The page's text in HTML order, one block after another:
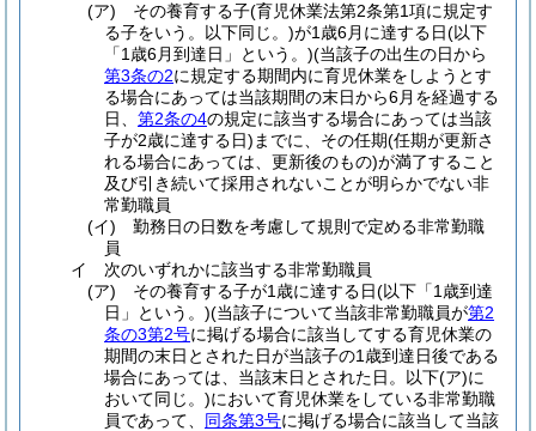
(ア)
その養育する子(育児休業法第2条第1項に規定す
る子をいう。以下同じ。)が1歳6月に達する日(以下
「1歳6月到達日」という。)(当該子の出生の日から
第3条の2に規定する期間内に育児休業をしようとす
る場合にあっては当該期間の末日から6月を経過する
日、第2条の4の規定に該当する場合にあっては当該
子が2歳に達する日) までに、その任期(任期が更新さ
れる場合にあっては、更新後のもの)が満了すること
及び引き続いて採用されないことが明らかでない非
常勤職員
(イ)
勤務日の日数を考慮して規則で定める非常勤職
員
イ
次のいずれかに該当する非常勤職員
(ア)
その養育する子が1歳に達する日(以下「1歳到達
日」という。)(当該子について当該非常勤職員が第2
条の3第2号に掲げる場合に該当してする育児休業の
期間の末日とされた日が当該子の1歳到達日後である
場合にあっては、当該末日とされた日。以下(ア)に
おいて同じ。)において育児休業をしている非常勤職
員であって、 同条第3号に掲げる場合に該当して当該